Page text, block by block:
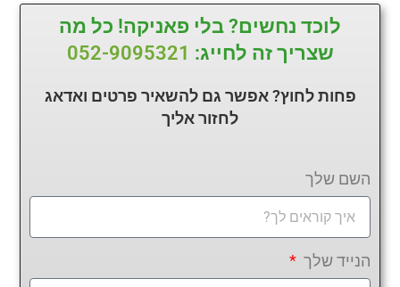
לוכד נחשים? בלי פאניקה! כל מה
שצריך זה לחייג: 052-9095321
פחות לחוץ? אפשר גם להשאיר פרטים ואדאג
לחזוראליך
השם שלך
הנייד שלך